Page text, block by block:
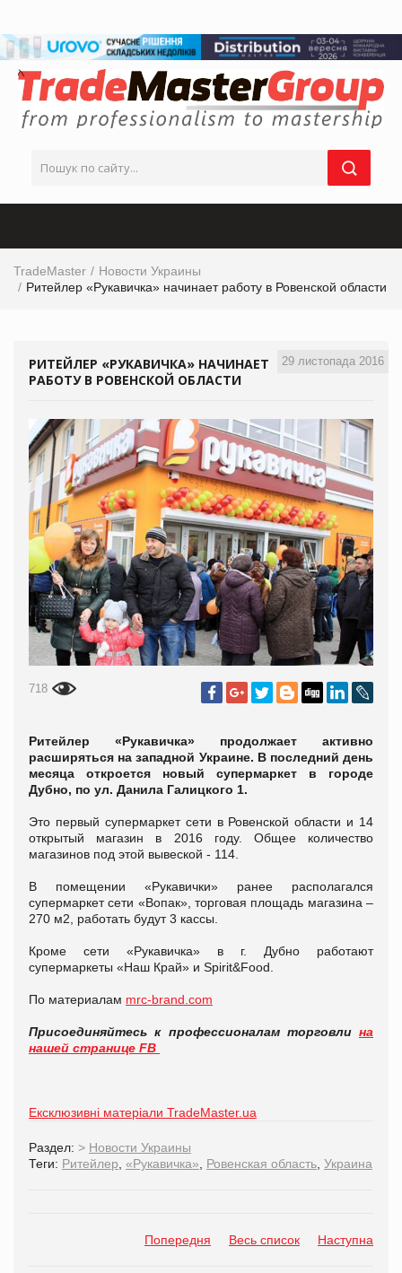
TradeMaster
Новости Украины
Ритейлер «Рукавичка» начинает работу в Ровенской области
29 листопада 2016
РИТЕЙЛЕР «РУКАВИЧКА» НАЧИНАЕТ
РАБОТУ В РОВЕНСКОЙ ОБЛАСТИ
718
Ритейлер «Рукавичка» продолжает активно
расширяться на западной Украине. В последний день
месяца откроется новый супермаркет в городе
Дубно, по ул. Данила Галицкого 1.
Это первый супермаркет сети в Ровенской области и 14
открытый магазин в 2016 году. Общее количество
магазинов под этой вывеской - 114.
В помещении «Рукавички» ранее располагался
супермаркет сети «Вопак», торговая площадь магазина –
270 м2, работать будут 3 кассы.
Кроме сети «Рукавичка» в г. Дубно работают
супермаркеты «Наш Край» и Spirit&Food.
По материалам mrc-brand.com
Присоединяйтесь к профессионалам торговли на
нашей странице FB
Ексклюзивні матеріали TradeMaster.ua
Раздел: > Новости Украины
Теги: Ритейлер, «Рукавичка», Ровенская область, Украина
Попередня Весь список Наступна